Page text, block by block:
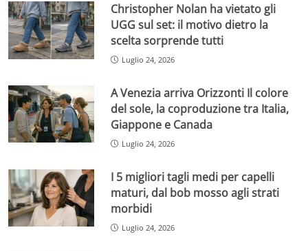
Christopher Nolan ha vietato gli
UGG sul set: il motivo dietro la
scelta sorprende tutti
Luglio 24, 2026
A Venezia arriva Orizzonti Il colore
del sole, la coproduzione tra Italia,
Giappone e Canada
Luglio 24, 2026
I 5 migliori tagli medi per capelli
maturi, dal bob mosso agli strati
morbidi
Luglio 24, 2026